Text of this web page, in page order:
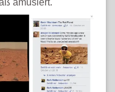
amüsiert.